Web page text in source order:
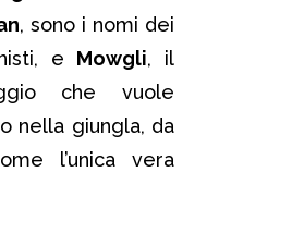
, sono i nomi dei
e Mowgli, il
che vuole
nella giungla, da
l’unica vera